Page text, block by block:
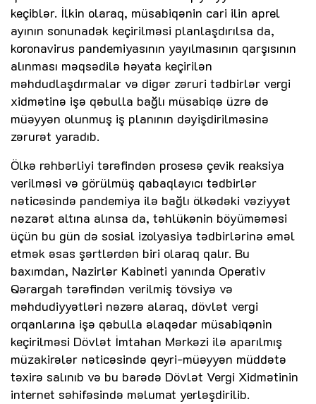
keçiblər. İlkin olaraq, müsabiqənin cari ilin aprel
ayının sonunadək keçirilməsi planlaşdırılsa da,
koronavirus pandemiyasının yayılmasının qarşısının
alınması məqsədilə həyata keçirilən
məhdudlaşdırmalar və digər zəruri tədbirlər vergi
xidmətinə işə qəbulla bağlı müsabiqə üzrə də
müəyyən olunmuş iş planının dəyişdirilməsinə
zərurət yaradıb.
Ölkə rəhbərliyi tərəfindən prosesə çevik reaksiya
verilməsi və görülmüş qabaqlayıcı tədbirlər
nəticəsində pandemiya ilə bağlı ölkədəki vəziyyət
nəzarət altına alınsa da, təhlükənin böyüməməsi
üçün bu gün də sosial izolyasiya tədbirlərinə əməl
etmək əsas şərtlərdən biri olaraq qalır. Bu
baxımdan, Nazirlər Kabineti yanında Operativ
Qərargah tərəfindən verilmiş tövsiyə və
məhdudiyyətləri nəzərə alaraq, dövlət vergi
orqanlarına işə qəbulla əlaqədar müsabiqənin
keçirilməsi Dövlət İmtahan Mərkəzi ilə aparılmış
müzakirələr nəticəsində qeyri-müəyyən müddətə
təxirə salınıb və bu barədə Dövlət Vergi Xidmətinin
internet səhifəsində məlumat yerləşdirilib.